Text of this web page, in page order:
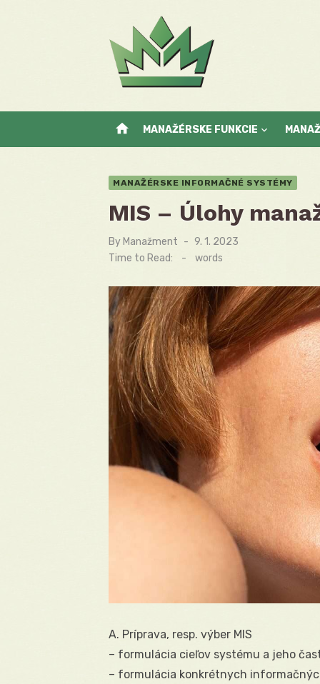
home MANAŽÉRSKE FUNKCIE
MANAŽÉRSKE INFORMAČNÉ SYSTÉMY
MIS – Úlohy
By Manažment
Posted
on
9. 1. 2023
Time to Read:
- words
A. Príprava, resp. výber MIS
– formulácia cieľov systému a jeho
– formulácia konkrétnych